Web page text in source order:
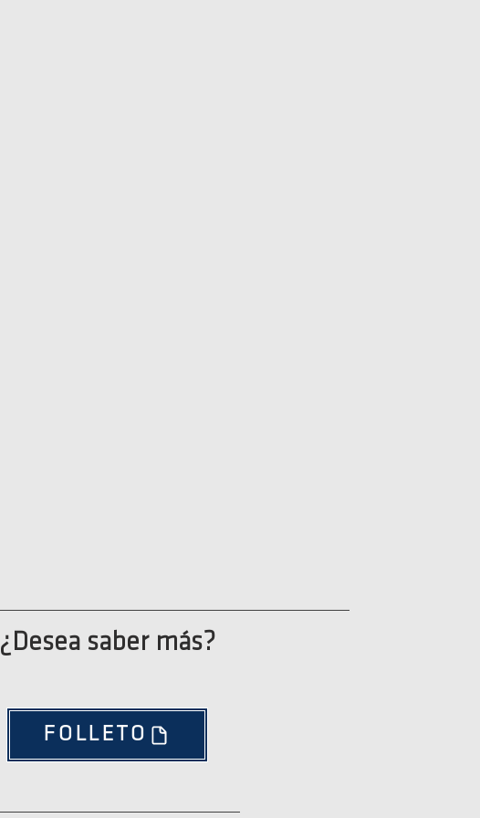
¿Desea saber más?
FOLLETO